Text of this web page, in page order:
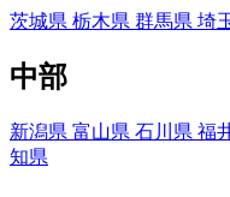
茨城県 栃木県 群馬県 埼
中部
新潟県 富山県 石川県 福
知県